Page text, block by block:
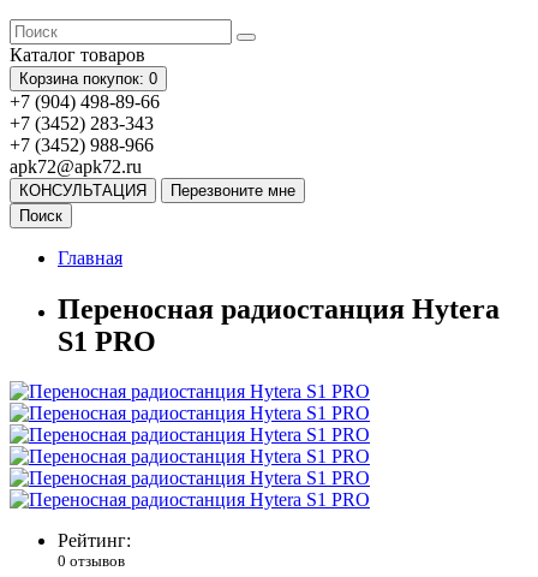
Каталог товаров
Корзина покупок: 0
+7 (904) 498-89-66
+7 (3452) 283-343
+7 (3452) 988-966
apk72@apk72.ru
КОНСУЛЬТАЦИЯ
Перезвоните мне
Поиск
Главная
Переносная радиостанция Hytera
S1 PRO
Рейтинг:
0 отзывов